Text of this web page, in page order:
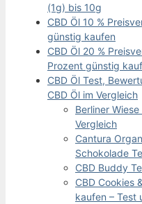
(1g) bis 10g
CBD Öl 10 %
günstig kaufen
CBD Öl 20 %
Prozent günstig
CBD Öl Test,
CBD Öl im Vergleich
Berliner
Vergleich
Cantura
Schokolade
CBD Buddy
CBD Cookies
kaufen – Test